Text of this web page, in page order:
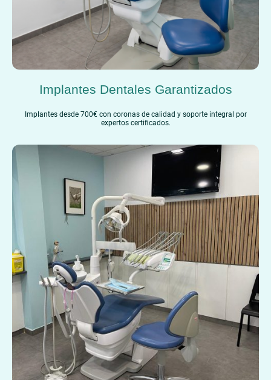
Implantes Dentales Garantizados
Implantes desde 700€ con coronas de calidad y soporte integral por
expertos certificados.